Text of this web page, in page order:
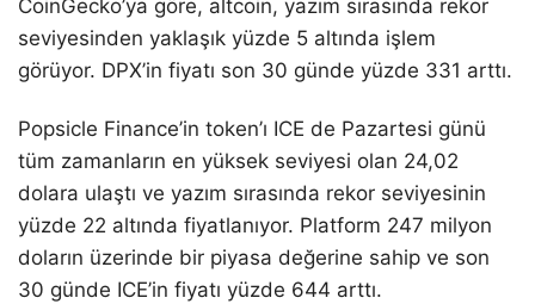
CoinGecko’ya göre, altcoin, yazım sırasında rekor
seviyesinden yaklaşık yüzde 5 altında işlem
görüyor. DPX’in fiyatı son 30 günde yüzde 331 arttı.
Popsicle Finance’in token’ı ICE de Pazartesi günü
tüm zamanların en yüksek seviyesi olan 24,02
dolara ulaştı ve yazım sırasında rekor seviyesinin
yüzde 22 altında fiyatlanıyor. Platform 247 milyon
doların üzerinde bir piyasa değerine sahip ve son
30 günde ICE’in fiyatı yüzde 644 arttı.